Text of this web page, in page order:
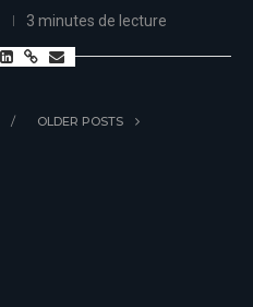
3 minutes de lecture
OLDER POSTS